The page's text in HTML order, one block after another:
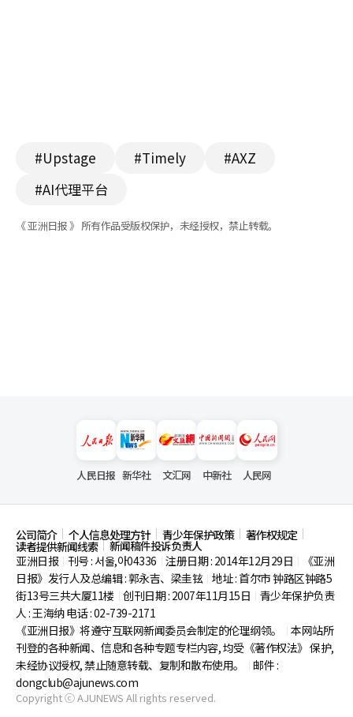
#Upstage #Timely
#AXZ
#AI代理平台
《 亚洲日报 》 所有作品受版权保护，未经授权，禁止转载。
人民日报 新华社 文汇网 中新社 人民网
公司简介 个人信息处理方针 青少年保护政策 著作权规定
读者提供新闻线索
新闻稿件投诉负责人
亚洲日报
刊号 : 서울,아04336 注册日期 : 2014年12月29日
《亚洲
日报》发行人及总编辑 : 郭永吉、梁圭铉 地址 : 首尔市钟路区钟路5
街13号三共大厦11楼 创刊日期 : 2007年11月15日
青少年保护负责
人 : 王海纳 电话 : 02-739-2171
《亚洲日报》将遵守互联网新闻委员会制定的伦理纲领。
本网站所
刊登的各种新闻、信息和各种专题专栏内容, 均受《著作权法》 保护,
未经协议授权, 禁止随意转载、复制和散布使用。
邮件 :
dongclub@ajunews.com
Copyright ⓒ AJUNEWS All rights reserved.